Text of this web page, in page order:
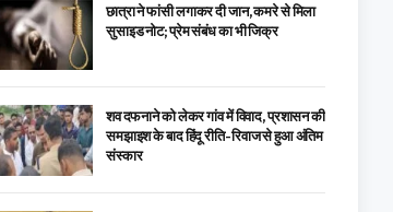
छात्रा ने फांसी लगाकर दी जान, कमरे से मिला
सुसाइड नोट; प्रेम संबंध का भी जिक्र
शव दफनाने को लेकर गांव में विवाद, प्रशासन की
समझाइश के बाद हिंदू रीति-रिवाज से हुआ अंतिम
संस्कार